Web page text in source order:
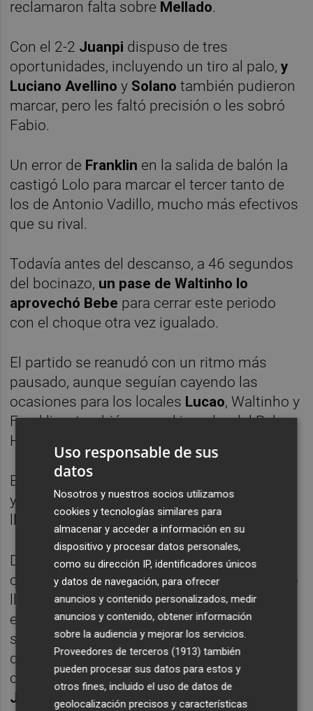
reclamaron falta sobre Mellado.
Con el 2-2 Juanpi dispuso de tres
oportunidades, incluyendo un tiro al palo,y
Luciano Avellino y Solanotambién pudieron
marcar, pero les faltó precisión o les sobró
Fabio.
Un error de Franklin en la salida de balón la
castigó Lolo para marcar el tercer tanto de
los de Antonio Vadillo, mucho más efectivos
que su rival.
Todavía antes del descanso, a 46 segundos
del bocinazo, un pase de Waltinho lo
aprovechó Bebe para cerrar este periodo
con el choque otra vez igualado.
El partido se reanudó con un ritmo más
pausado, aunque seguían cayendo las
ocasiones para los locales Lucao, Waltinho y
Franklin y también para el jugador del Palma
Higor.
El cuadro insular volvió a mostrar su pegada
y Tomaz, tras un rebote, hizo el 3-4 antes de
llegar al ecuador del segundo periodo.
Después de que Juanpi se topara de nuevo
con Fabio y de que Franklin rematase al palo
llegó la segunda tarjeta amarilla para Marlon
en el minuto 32 y el Jimbee, jugando en
superioridad durante dos minutos o hasta
que marcase, sacó rédito de esa incidencia
con el gol quemarcó Solano a pase de
Juanpi
Uso responsable de sus
datos
Nosotros y nuestros socios utilizamos
cookies y tecnologías similares para
almacenar y acceder a información en su
dispositivo y procesar datos personales,
como su dirección IP, identificadores únicos
y datos de navegación, para ofrecer
anuncios y contenido personalizados, medir
anuncios y contenido, obtener información
sobre la audiencia y mejorar los servicios.
Proveedores de terceros (1913) también
pueden procesar sus datos para estos y
otros fines, incluido el uso de datos de
geolocalización precisos y características